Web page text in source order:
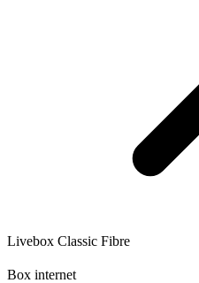
Livebox Classic Fibre
Box internet